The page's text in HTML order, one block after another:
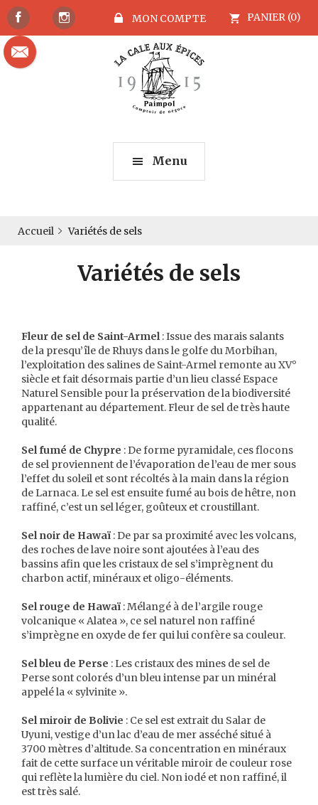
MON COMPTE PANIER (0)
Menu
Accueil Variétés de sels
Variétés de sels
Fleur de sel de Saint-Armel: Issue des marais salants
de la presqu’île de Rhuys dans le golfe du Morbihan,
l’exploitation des salines de Saint-Armel remonte au XV°
siècle et fait désormais partie d’un lieu classé Espace
Naturel Sensible pour la préservation de la biodiversité
appartenant au département. Fleur de sel de très haute
qualité.
Sel fumé de Chypre : De forme pyramidale, ces flocons
de sel proviennent de l’évaporation de l’eau de mer sous
l’effet du soleil et sont récoltés à la main dans la région
de Larnaca. Le sel est ensuite fumé au bois de hêtre, non
raffiné, c’est un sel léger, goûteux et croustillant.
Sel noir de Hawaï : De par sa proximité avec les volcans,
des roches de lave noire sont ajoutées à l’eau des
bassins afin que les cristaux de sel s’imprègnent du
charbon actif, minéraux et oligo-éléments.
Sel rouge de Hawaï : Mélangé à de l’argile rouge
volcanique « Alatea », ce sel naturel non raffiné
s’imprègne en oxyde de fer qui lui confère sa couleur.
Sel bleu de Perse : Les cristaux des mines de sel de
Perse sont colorés d’un bleu intense par un minéral
appelé la « sylvinite ».
Sel miroir de Bolivie : Ce sel est extrait du Salar de
Uyuni, vestige d’un lac d’eau de mer asséché situé à
3700 mètres d’altitude. Sa concentration en minéraux
fait de cette surface un véritable miroir de couleur rose
qui reflète la lumière du ciel. Non iodé et non raffiné, il
est très salé.